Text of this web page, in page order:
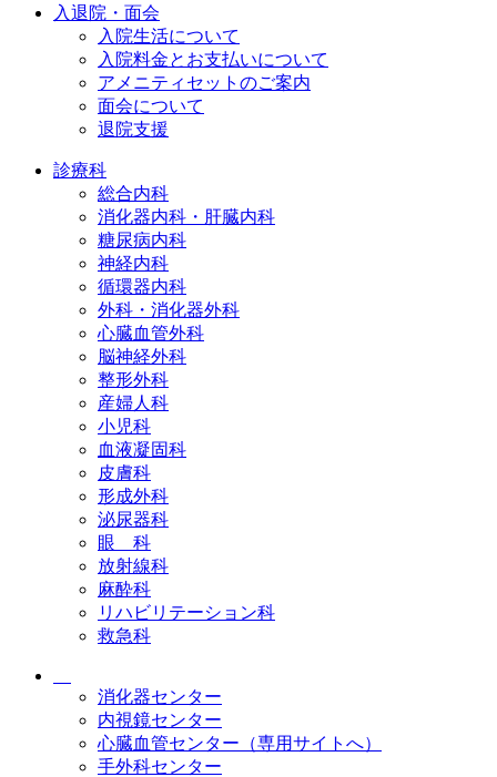
入退院・面会
入院生活について
入院料金とお支払いについて
アメニティセットのご案内
面会について
退院支援
診療科
総合内科
消化器内科・肝臓内科
糖尿病内科
神経内科
循環器内科
外科・消化器外科
心臓血管外科
脳神経外科
整形外科
産婦人科
小児科
血液凝固科
皮膚科
形成外科
泌尿器科
眼 科
放射線科
麻酔科
リハビリテーション科
救急科
消化器センター
内視鏡センター
心臓血管センター（専用サイトへ）
手外科センター